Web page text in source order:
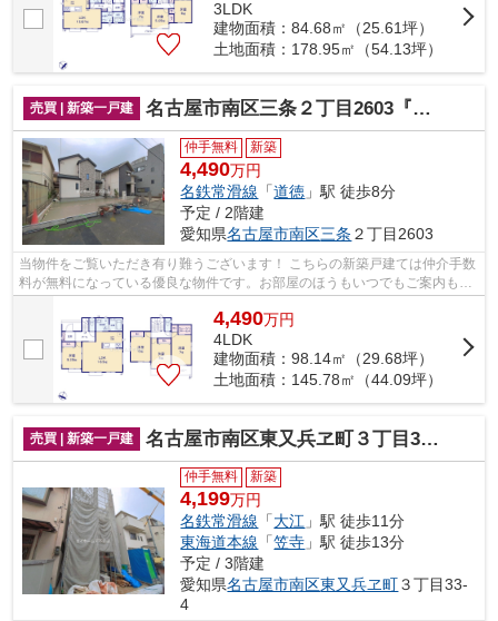
3LDK
建物面積：84.68㎡（25.61坪）
土地面積：178.95㎡（54.13坪）
売買 | 新築一戸建 名古屋市南区三条２丁目2603『仲介料無料』新築戸建て
仲手無料 新築
4,490万円
名鉄常滑線 「道徳 」駅 徒歩8分
予定 / 2階建
愛知県名古屋市南区三条 ２丁目2603
当物件をご覧いただき有り難うございます！ こちらの新築戸建ては仲介手数
料が無料になっている優良な物件です。お部屋のほうもいつでもご案内もさ
せて頂きますのでお気軽にお問合せ下...
4,490万円
4LDK
建物面積：98.14㎡（29.68坪）
土地面積：145.78㎡（44.09坪）
売買 | 新築一戸建 名古屋市南区東又兵ヱ町３丁目33-4『仲介料無料』新築戸建て
仲手無料 新築
4,199万円
名鉄常滑線 「大江 」駅 徒歩11分
東海道本線 「笠寺 」駅 徒歩13分
予定 / 3階建
愛知県名古屋市南区東又兵ヱ町３丁目33-
4